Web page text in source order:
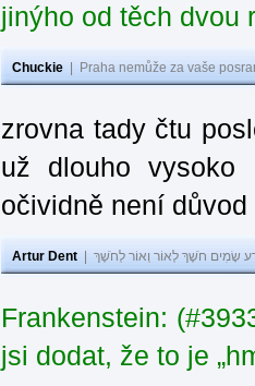
jinýho od těch dvou
Chuckie Praha nemůže za vaše
zrovna tady čtu
už dlouho
očividně není
Artur Dent שָׂמִים חֹשֶׁךְ לְאוֹר וְאוֹר לְחֹשֶׁךְ
Frankenstein:
jsi dodat, že to je